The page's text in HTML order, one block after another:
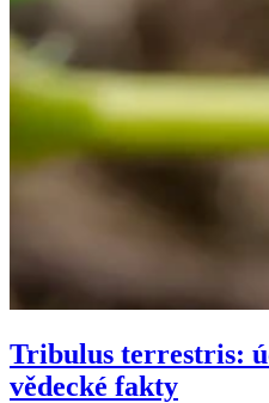
Tribulus terrestris:
vědecké fakty